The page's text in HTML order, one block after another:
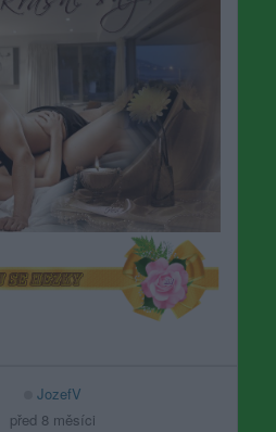
JozefV
před 8 měsíci